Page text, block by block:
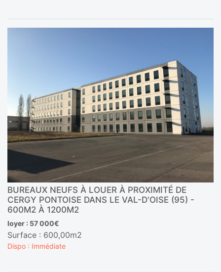
BUREAUX NEUFS À LOUER À PROXIMITÉ DE
CERGY PONTOISE DANS LE VAL-D'OISE (95) -
600M2 À 1200M2
loyer : 57 000€
Surface : 600,00m2
Dispo : Immédiate